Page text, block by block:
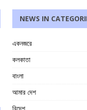
NEWS IN
একনজরে
কলকাতা
বাংলা
আমার দেশ